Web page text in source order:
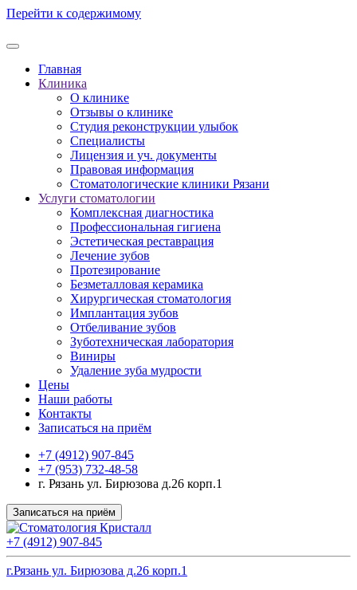
Перейти к содержимому
Главная
Клиника
О клинике
Отзывы о клинике
Студия реконструкции улыбок
Специалисты
Лицензия и уч. документы
Правовая информация
Стоматологические клиники Рязани
Услуги стоматологии
Комплексная диагностика
Профессиональная гигиена
Эстетическая реставрация
Лечение зубов
Протезирование
Безметалловая керамика
Хирургическая стоматология
Имплантация зубов
Отбеливание зубов
Зуботехническая лаборатория
Виниры
Удаление зуба мудрости
Цены
Наши работы
Контакты
Записаться на приём
+7 (4912) 907-845
+7 (953) 732-48-58
г. Рязань ул. Бирюзова д.26 корп.1
Записаться на приём
+7 (4912) 907-845
г.Рязань ул. Бирюзова д.26 корп.1